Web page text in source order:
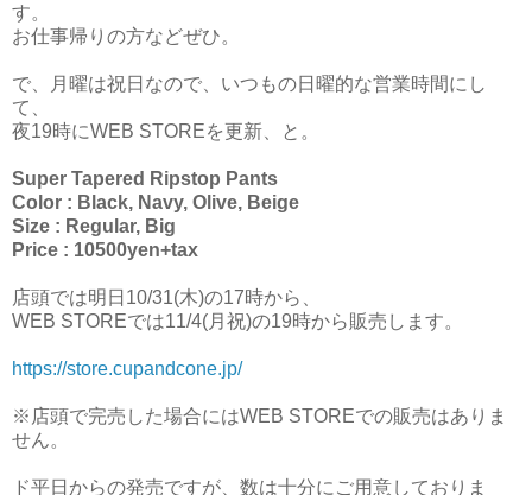
す。
お仕事帰りの方などぜひ。
で、月曜は祝日なので、いつもの日曜的な営業時間にし
て、
夜19時にWEB STOREを更新、と。
Super Tapered Ripstop Pants
Color : Black, Navy, Olive, Beige
Size : Regular, Big
Price : 10500yen+tax
店頭では明日10/31(木)の17時から、
WEB STOREでは11/4(月祝)の19時から販売します。
https://store.cupandcone.jp/
※店頭で完売した場合にはWEB STOREでの販売はありま
せん。
ド平日からの発売ですが、数は十分にご用意しておりま